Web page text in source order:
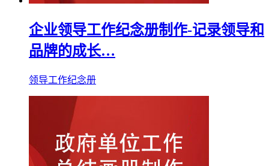
企业领导工作纪念册制作-记录领导和
品牌的成长…
领导工作纪念册